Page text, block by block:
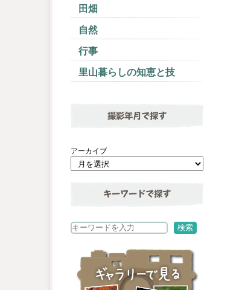
田畑
自然
行事
里山暮らしの知恵と技
撮影年月で探す
アーカイブ
キーワードで探す
検
検索